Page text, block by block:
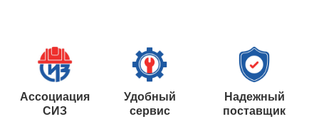
Ассоциация
СИЗ
Удобный
сервис
Надежный
поставщик